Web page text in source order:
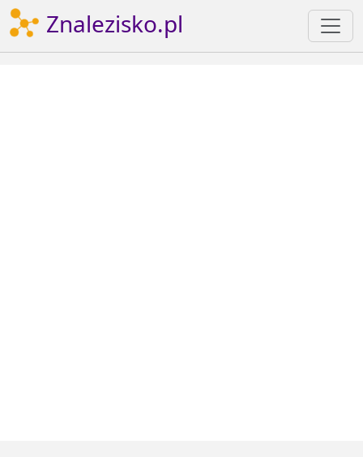
Znalezisko.pl